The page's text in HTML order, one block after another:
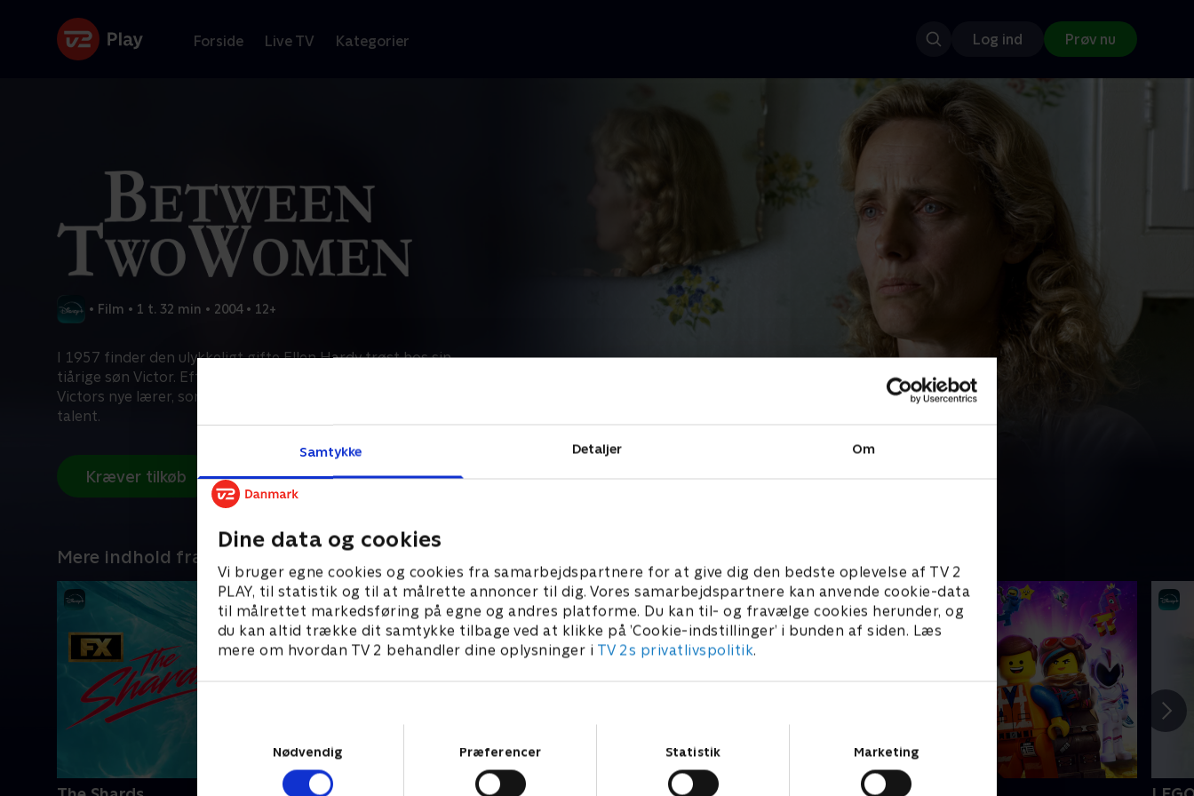
Samtykke Detaljer Om
Dine data og cookies
Vi bruger egne cookies og cookies fra samarbejdspartnere for at give dig den bedste oplevelse af TV 2
PLAY, til statistik og til at målrette annoncer til dig. Vores samarbejdspartnere kan anvende cookie-data
til målrettet markedsføring på egne og andres platforme. Du kan til- og fravælge cookies herunder, og
du kan altid trække dit samtykke tilbage ved at klikke på ’Cookie-indstillinger’ i bunden af siden. Læs
mere om hvordan TV 2 behandler dine oplysninger i TV 2s privatlivspolitik.
Nødvendig
Præferencer Statistik Marketing
Forside Live TV Kategorier Log ind Prøv nu
• Film • 1 t. 32 min • 2004 • 12+
I 1957 finder den ulykkeligt gifte Ellen Hardy trøst hos sin
tiårige søn Victor. Efter en flytning bliver hun venner med
Victors nye lærer, som brænder for at støtte hans kunstneriske
talent.
Kræver tilkøb
Mere indhold fra Disney+